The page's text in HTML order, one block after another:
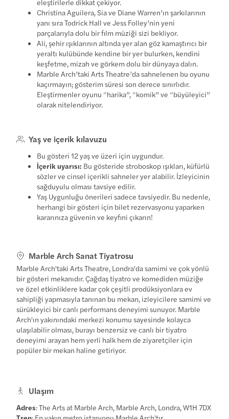
Christina Aguilera, Sia ve Diane Warren’ın şarkılarının
yanı sıra Todrick Hall ve Jess Folley’nin yeni
parçalarıyla dolu bir film müziği sizi bekliyor.
Ali, şehir ışıklarının altında yer alan göz kamaştırıcı bir
yeraltı kulübünde kendine bir yer bulurken, kendini
keşfetme, mizah ve görkem dolu bir dünyaya dalın.
Marble Arch’taki Arts Theatre’da sahnelenen bu oyunu
kaçırmayın; gösterim süresi son derece sınırlıdır.
Eleştirmenler oyunu “harika”, “komik” ve “büyüleyici”
olarak nitelendiriyor.
Yaş ve içerik kılavuzu
Bu gösteri 12 yaş ve üzeri için uygundur.
İçerik uyarısı: Bu gösteride stroboskop ışıkları, küfürlü
sözler ve cinsel içerikli sahneler yer alabilir. İzleyicinin
sağduyulu olması tavsiye edilir.
Yaş Uygunluğu önerileri sadece tavsiyedir. Bu nedenle,
herhangi bir gösteri için bilet rezervasyonu yaparken
kararınıza güvenin ve keyfini çıkarın!
Marble Arch Sanat Tiyatrosu
Marble Arch'taki Arts Theatre, Londra'da samimi ve çok yönlü
bir gösteri mekanıdır. Çağdaş tiyatro ve komediden müziğe
ve özel etkinliklere kadar çok çeşitli prodüksiyonlara ev
sahipliği yapmasıyla tanınan bu mekan, izleyicilere samimi ve
sürükleyici bir canlı performans deneyimi sunuyor. Marble
Arch'ın yakınındaki merkezi konumu sayesinde kolayca
ulaşılabilir olması, burayı benzersiz ve canlı bir tiyatro
deneyimi arayan hem yerli halk hem de ziyaretçiler için
popüler bir mekan haline getiriyor.
Ulaşım
Adres: The Arts at Marble Arch, Marble Arch, Londra, W1H 7DX